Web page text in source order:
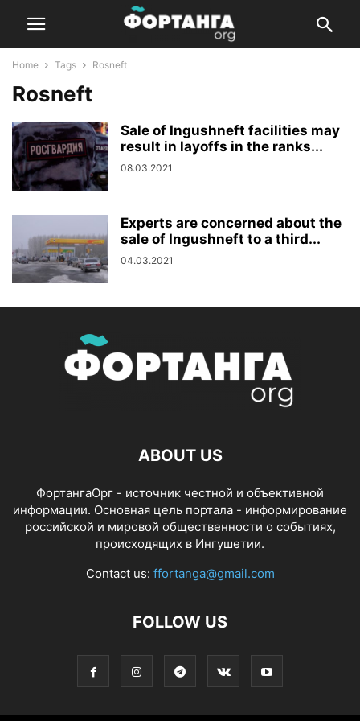
Home Tags Rosneft
Rosneft
Sale of Ingushneft facilities may
result in layoffs in the ranks...
08.03.2021
Experts are concerned about the
sale of Ingushneft to a third...
04.03.2021
ABOUT US
ФортангаОрг - источник честной и объективной
информации. Основная цель портала - информирование
российской и мировой общественности о событиях,
происходящих в Ингушетии.
Contact us: ffortanga@gmail.com
FOLLOW US